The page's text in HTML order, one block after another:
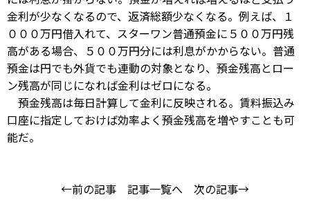
金利が少なくなるので、返済総額少なくなる。例えば、１
０００万円借入れて、スターワン普通預金に５００万円残
高がある場合、５００万円分には利息がかからない。普通
預金は円でも外貨でも連動の対象となり、預金残高とロー
ン残高が同じになれば金利はゼロになる。
預金残高は毎日計算して金利に反映される。賃料振込み
口座に指定しておけば効率よく預金残高を増やすことも可
能だ。
←前の記事 記事一覧へ 次の記事→